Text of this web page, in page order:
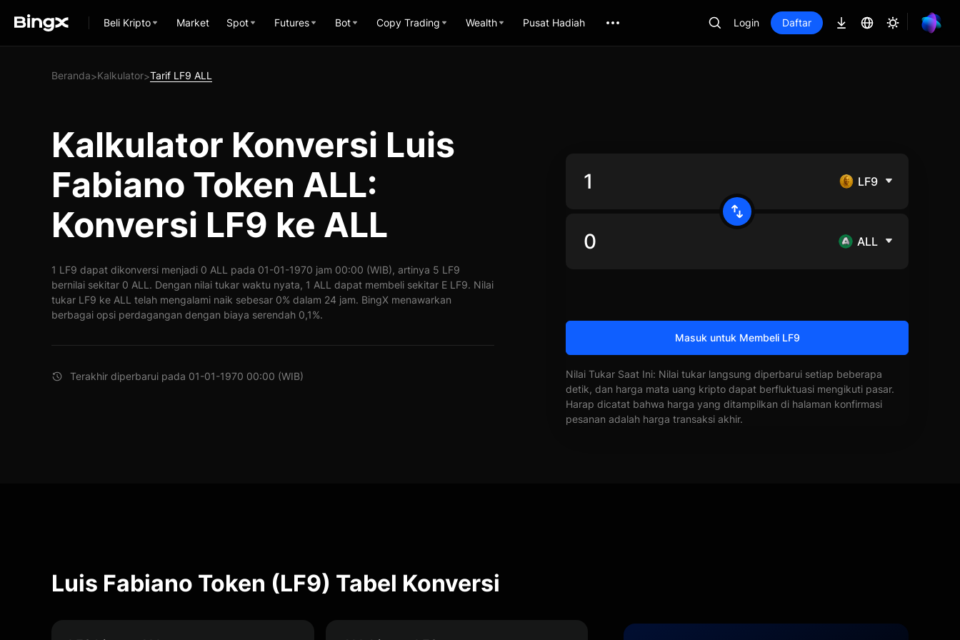
Beli Kripto Market Spot Futures Bot Copy Trading Wealth Pusat Hadiah Login Daftar
Beranda>Kalkulator>Tarif LF9 ALL
Kalkulator Konversi Luis
Fabiano Token ALL:
Konversi LF9 ke ALL
1 LF9 dapat dikonversi menjadi 0 ALL pada 01-01-1970 jam 00:00 (WIB), artinya 5 LF9
bernilai sekitar 0 ALL. Dengan nilai tukar waktu nyata, 1 ALL dapat membeli sekitar E LF9. Nilai
tukar LF9 ke ALL telah mengalami naik sebesar 0% dalam 24 jam. BingX menawarkan
berbagai opsi perdagangan dengan biaya serendah 0,1%.
Terakhir diperbarui pada 01-01-1970 00:00 (WIB)
LF9
ALL
Masuk untuk Membeli LF9
Nilai Tukar Saat Ini: Nilai tukar langsung diperbarui setiap beberapa
detik, dan harga mata uang kripto dapat berfluktuasi mengikuti pasar.
Harap dicatat bahwa harga yang ditampilkan di halaman konfirmasi
pesanan adalah harga transaksi akhir.
Luis Fabiano Token (LF9) Tabel Konversi